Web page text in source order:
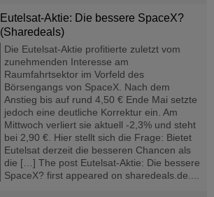
Eutelsat-Aktie: Die bessere SpaceX?
(Sharedeals)
Die Eutelsat-Aktie profitierte zuletzt vom
zunehmenden Interesse am
Raumfahrtsektor im Vorfeld des
Börsengangs von SpaceX. Nach dem
Anstieg bis auf rund 4,50 € Ende Mai setzte
jedoch eine deutliche Korrektur ein. Am
Mittwoch verliert sie aktuell -2,3% und steht
bei 2,90 €. Hier stellt sich die Frage: Bietet
Eutelsat derzeit die besseren Chancen als
die […] The post Eutelsat-Aktie: Die bessere
SpaceX? first appeared on sharedeals.de....